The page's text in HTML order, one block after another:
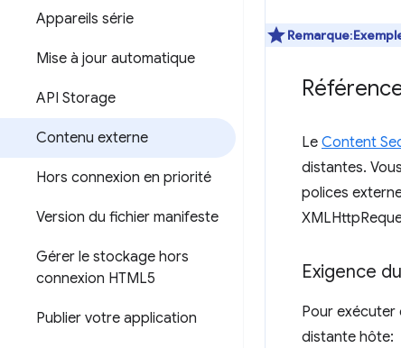
Appareils série
Mise à jour automatique
API Storage
Contenu externe
Hors connexion en priorité
Version du fichier manifeste
Gérer le stockage hors
connexion HTML5
Publier votre application
Remarque:
Le Content
distantes.
polices
Exigence
Pour exécuter
distante hôte: